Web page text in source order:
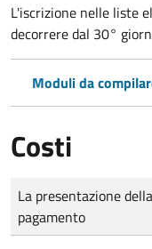
L'iscrizione nelle liste
decorrere dal 30°
Moduli da
Costi
Tipo di pagamento
Importo
La presentazione
pagamento